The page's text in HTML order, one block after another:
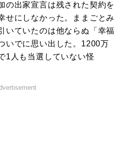
出家宣言は残された契約を
せにしなかった。ままごとみ
いていたのは他ならぬ「幸福
いでに思い出した。1200万
1人も当選していない怪